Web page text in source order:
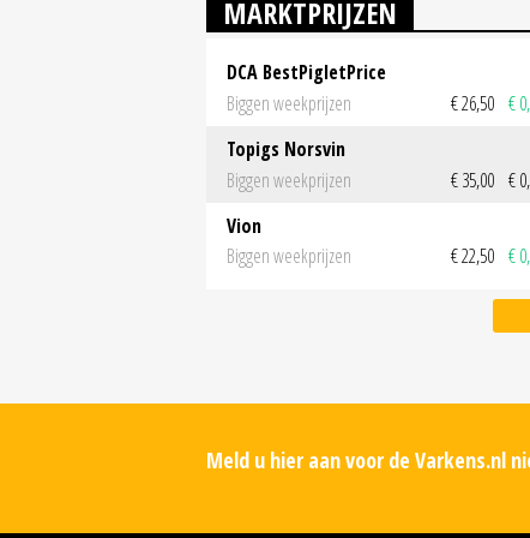
MARKTPRIJZEN
DCA BestPigletPrice
Biggen weekprijzen
€ 26,50 €
Topigs Norsvin
Biggen weekprijzen
€ 35,00 €
Vion
Biggen weekprijzen
€ 22,50 €
Meld u hier aan voor de Varkens.nl